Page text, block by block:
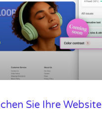
Sie Ihre Website